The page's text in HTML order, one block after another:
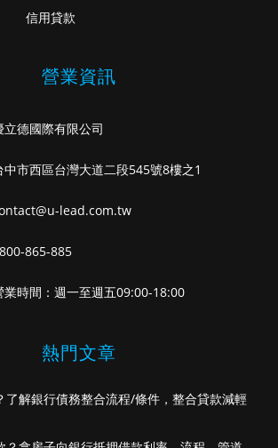
信用貸款
營業資訊
立德國際有限公司
中市西區台灣大道二段545號8樓之1
lead.com.tw
865-885
業時間：週一至週五09:00-18:00
熱門文章
了解銀行債務整合流程/條件，整合貸款減輕